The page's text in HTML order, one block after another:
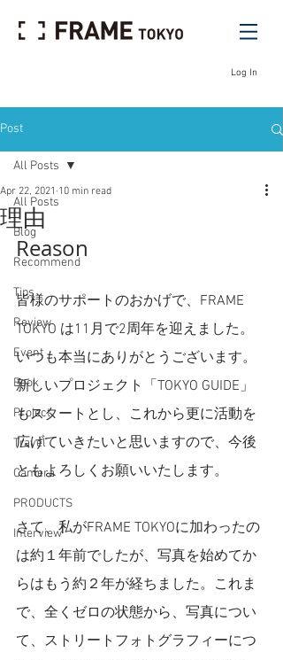
Log In
Post
All Posts
Blog
Recommend
Tips
Review
Event
Book
Project
Travel
Camera
PRODUCTS
Interview
All Posts
理由
Apr 22, 2021 10 min read
Reason
皆様のサポートのおかげで、FRAME
TOKYO は11月で2周年を迎えました。
いつも本当にありがとうございます。
新しいプロジェクト「TOKYO GUIDE」
もスタートとし、これから更に活動を
広げていきたいと思いますので、今後
ともよろしくお願いいたします。
さて、私がFRAME TOKYOに加わったの
は約１年前でしたが、写真を始めてか
らはもう約２年が経ちました。これま
で、全くゼロの状態から、写真につい
て、ストリートフォトグラフィーにつ